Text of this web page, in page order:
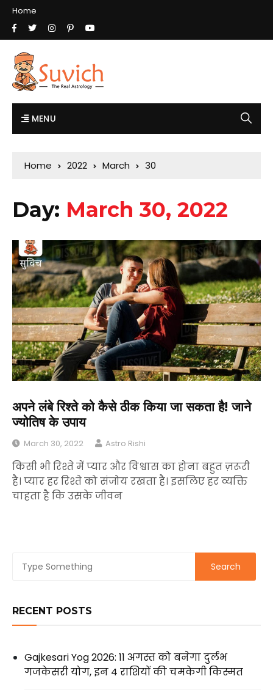
Home
MENU
Home 2022 March 30
Day: March 30, 2022
अपने लंबे रिश्ते को कैसे ठीक किया जा सकता है! जाने
ज्योतिष के उपाय
March 30, 2022 Astro Rishi
किसी भी रिश्ते में प्यार और विश्वास का होना बहुत ज़रूरी
है। प्यार हर रिश्ते को संजोय रखता है। इसलिए हर व्यक्ति
चाहता है कि उसके जीवन
RECENT POSTS
Gajkesari Yog 2026: 11 अगस्त को बनेगा दुर्लभ
गजकेसरी योग, इन 4 राशियों की चमकेगी किस्मत